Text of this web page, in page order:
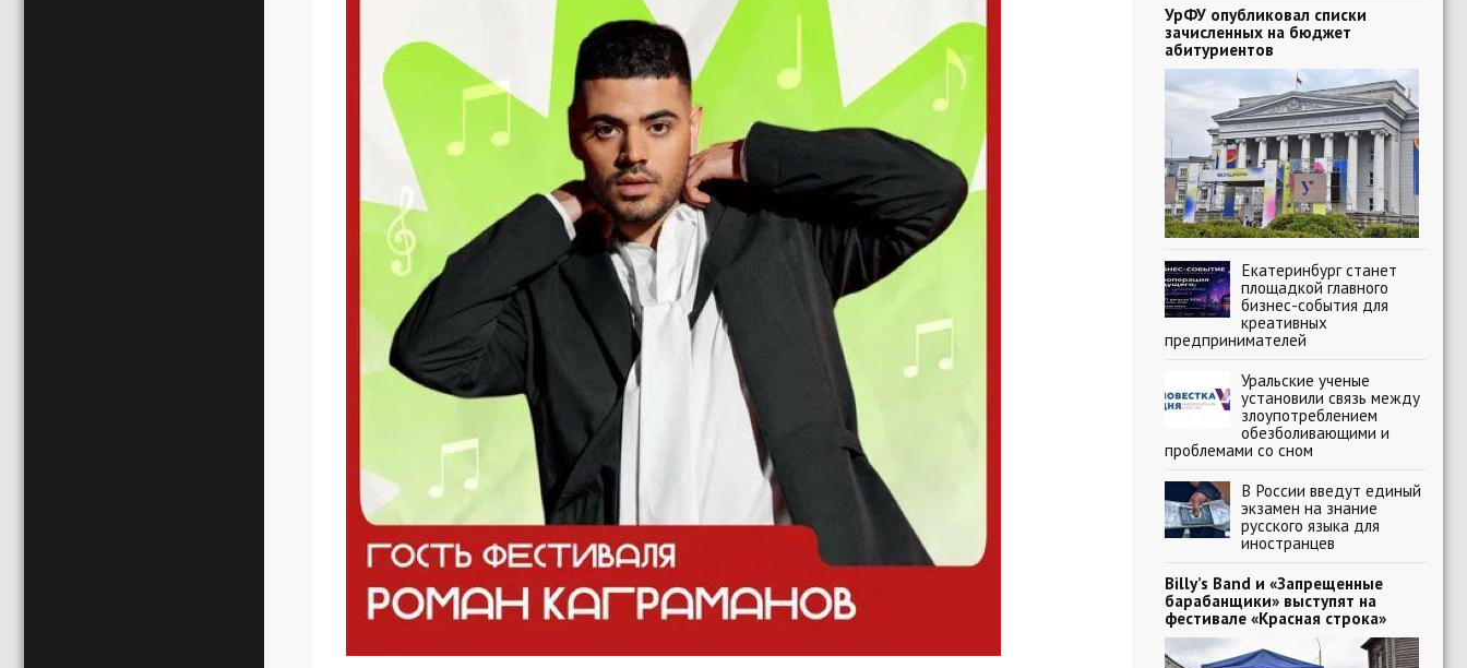
УрФУ опубликовал списки
зачисленных на бюджет
абитуриентов
Екатеринбург станет
площадкой главного
бизнес-события для
креативных
предпринимателей
Уральские ученые
установили связь между
злоупотреблением
обезболивающими и
проблемами со сном
В России введут единый
экзамен на знание
русского языка для
иностранцев
Billy’s Band и «Запрещенные
барабанщики» выступят на
фестивале «Красная строка»